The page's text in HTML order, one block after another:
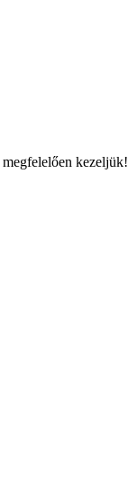
megfelelően kezeljük!